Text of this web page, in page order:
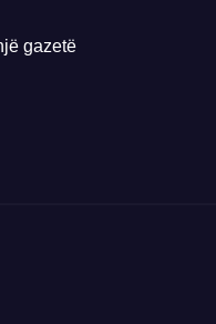
gazetë